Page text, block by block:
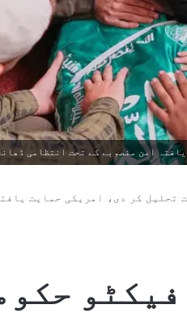
امن منصوبے کے تحت انتظامی
تحلیل کر دی، امریکی حمایت